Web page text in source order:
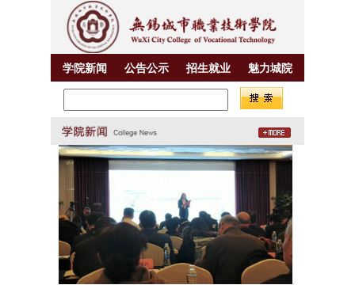
学院新闻 公告公示 招生就业 魅力城院